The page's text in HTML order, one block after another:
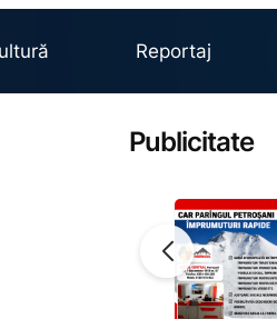
Reportaj
Publicitate